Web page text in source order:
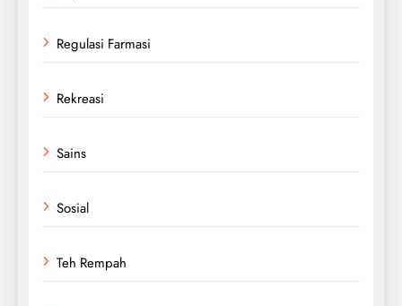
Regulasi Farmasi
Rekreasi
Sains
Sosial
Teh Rempah